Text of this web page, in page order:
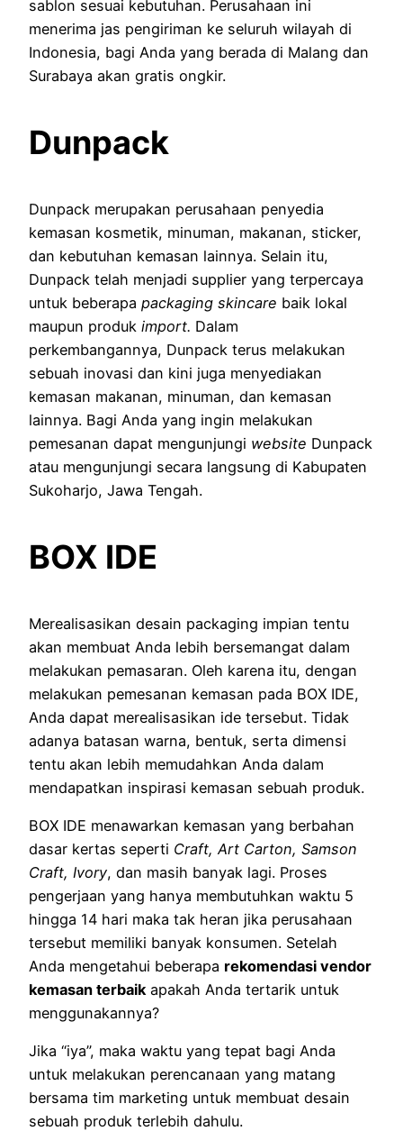
sablon sesuai kebutuhan. Perusahaan ini
menerima jas pengiriman ke seluruh wilayah di
Indonesia, bagi Anda yang berada di Malang dan
Surabaya akan gratis ongkir.
Dunpack
Dunpack merupakan perusahaan penyedia
kemasan kosmetik, minuman, makanan, sticker,
dan kebutuhan kemasan lainnya. Selain itu,
Dunpack telah menjadi supplier yang terpercaya
untuk beberapa packaging skincare baik lokal
maupun produk import. Dalam
perkembangannya, Dunpack terus melakukan
sebuah inovasi dan kini juga menyediakan
kemasan makanan, minuman, dan kemasan
lainnya. Bagi Anda yang ingin melakukan
pemesanan dapat mengunjungi website Dunpack
atau mengunjungi secara langsung di Kabupaten
Sukoharjo, Jawa Tengah.
BOX IDE
Merealisasikan desain packaging impian tentu
akan membuat Anda lebih bersemangat dalam
melakukan pemasaran. Oleh karena itu, dengan
melakukan pemesanan kemasan pada BOX IDE,
Anda dapat merealisasikan ide tersebut. Tidak
adanya batasan warna, bentuk, serta dimensi
tentu akan lebih memudahkan Anda dalam
mendapatkan inspirasi kemasan sebuah produk.
BOX IDE menawarkan kemasan yang berbahan
dasar kertas seperti Craft, Art Carton, Samson
Craft, Ivory, dan masih banyak lagi. Proses
pengerjaan yang hanya membutuhkan waktu 5
hingga 14 hari maka tak heran jika perusahaan
tersebut memiliki banyak konsumen. Setelah
Anda mengetahui beberapa rekomendasi vendor
kemasan terbaik apakah Anda tertarik untuk
menggunakannya?
Jika “iya”, maka waktu yang tepat bagi Anda
untuk melakukan perencanaan yang matang
bersama tim marketing untuk membuat desain
sebuah produk terlebih dahulu.